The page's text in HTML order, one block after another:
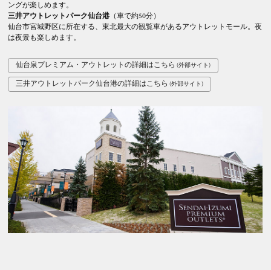
ングが楽しめます。
三井アウトレットパーク仙台港 （車で約50分）
仙台市宮城野区に所在する、東北最大の観覧車があるアウトレットモール。夜
は夜景も楽しめます。
仙台泉プレミアム・アウトレットの詳細はこちら
三井アウトレットパーク仙台港の詳細はこちら